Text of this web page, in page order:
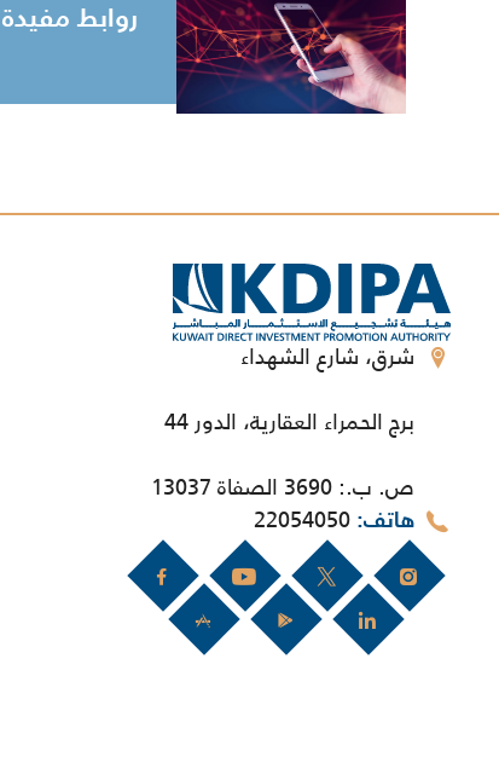
روابط مفيدة
شرق، شارع الشهداء
برج الحمراء العقارية، الدور 44
ص. ب.: 3690 الصفاة 13037
هاتف